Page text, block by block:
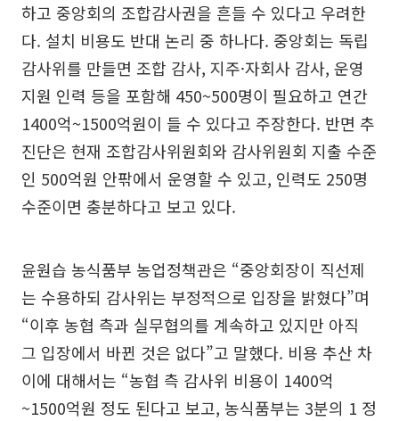
하고 중앙회의 조합감사권을 흔들 수 있다고 우려한
다. 설치 비용도 반대 논리 중 하나다. 중앙회는 독립
감사위를 만들면 조합 감사, 지주·자회사 감사, 운영
지원 인력 등을 포함해 450~500명이 필요하고 연간
1400억~1500억원이 들 수 있다고 주장한다. 반면 추
진단은 현재 조합감사위원회와 감사위원회 지출 수준
인 500억원 안팎에서 운영할 수 있고, 인력도 250명
수준이면 충분하다고 보고 있다.
윤원습 농식품부 농업정책관은 “중앙회장이 직선제
는 수용하되 감사위는 부정적으로 입장을 밝혔다”며
“이후 농협 측과 실무협의를 계속하고 있지만 아직
그 입장에서 바뀐 것은 없다”고 말했다. 비용 추산 차
이에 대해서는 “농협 측 감사위 비용이 1400억
~1500억원 정도 된다고 보고, 농식품부는 3분의 1 정